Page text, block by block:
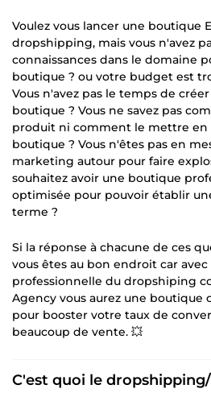
Voulez vous lancer une boutique
dropshipping, mais vous n'avez
connaissances dans le domaine
boutique ? ou votre budget est
Vous n'avez pas le temps de
boutique ? Vous ne savez pas
produit ni comment le mettre en
boutique ? Vous n'êtes pas en
marketing autour pour faire
souhaitez avoir une boutique
optimisée pour pouvoir établir
terme ?
Si la réponse à chacune de ces
vous êtes au bon endroit car
professionnelle du dropshiping
Agency vous aurez une boutique
pour booster votre taux de
beaucoup de vente. 💥
C'est quoi le